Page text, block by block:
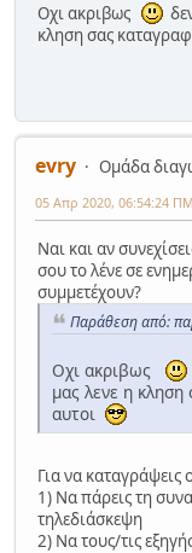
Οχι ακριβως
κληση σας
evry
Ομάδα
05 Απρ 2020, 06:54:24 ΠΜ
Ναι και αν
σου το λένε σε
συμμετέχουν?
Παράθεση από:
Οχι ακριβως
μας λενε η κληση
αυτοι
Για να καταγράψεις
1) Να πάρεις τη
τηλεδιάσκεψη
2) Να τους/τις